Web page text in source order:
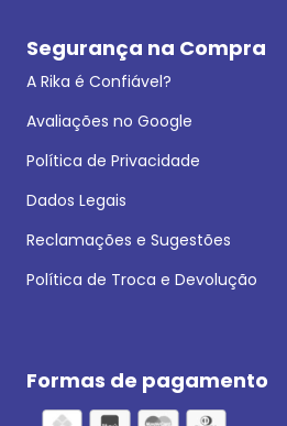
Segurança na Compra
A Rika é Confiável?
Avaliações no Google
Política de Privacidade
Dados Legais
Reclamações e Sugestões
Política de Troca e Devolução
Formas de pagamento